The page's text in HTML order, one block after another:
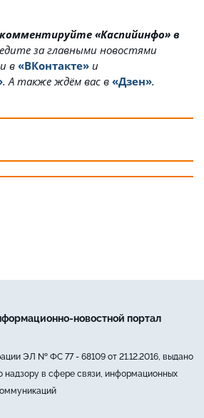
«Каспийинфо» в
за главными новостями
в «ВКонтакте» и
. А также ждём вас в «Дзен».
новостной портал
ЭЛ № ФС 77 - 68109 от 21.12.2016, выдано
в сфере связи, информационных